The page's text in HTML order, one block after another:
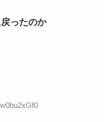
ったのか